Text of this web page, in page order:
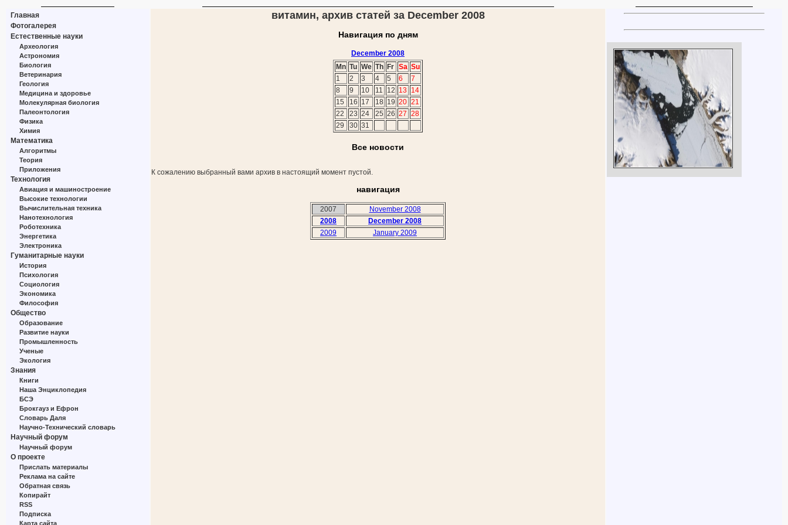
Главная
Фотогалерея
Естественные науки
Археология
Астрономия
Биология
Ветеринария
Геология
Медицина и здоровье
Молекулярная биология
Палеонтология
Физика
Химия
Математика
Алгоритмы
Теория
Приложения
Технология
Авиация и машиностроение
Высокие технологии
Вычислительная техника
Нанотехнология
Роботехника
Энергетика
Электроника
Гуманитарные науки
История
Психология
Социология
Экономика
Философия
Общество
Образование
Развитие науки
Промышленность
Ученые
Экология
Знания
Книги
Наша Энциклопедия
БСЭ
Брокгауз и Ефрон
Словарь Даля
Научно-Технический словарь
Научный форум
Научный форум
О проекте
Прислать материалы
Реклама на сайте
Обратная связь
Копирайт
RSS
Подписка
Карта сайта
витамин, архив статей за December 2008
Навигация по дням
December 2008
Mn Tu We Th Fr Sa Su
1
2 3 4 5 6
7
8
9 10 11 12 13
14
15
16 17 18 19 20 21
22
23 24 25 26 27 28
29
30 31
Все новости
К сожалению выбранный вами архив в настоящий момент пустой.
навигация
2007
November 2008
2008
December 2008
2009
January 2009